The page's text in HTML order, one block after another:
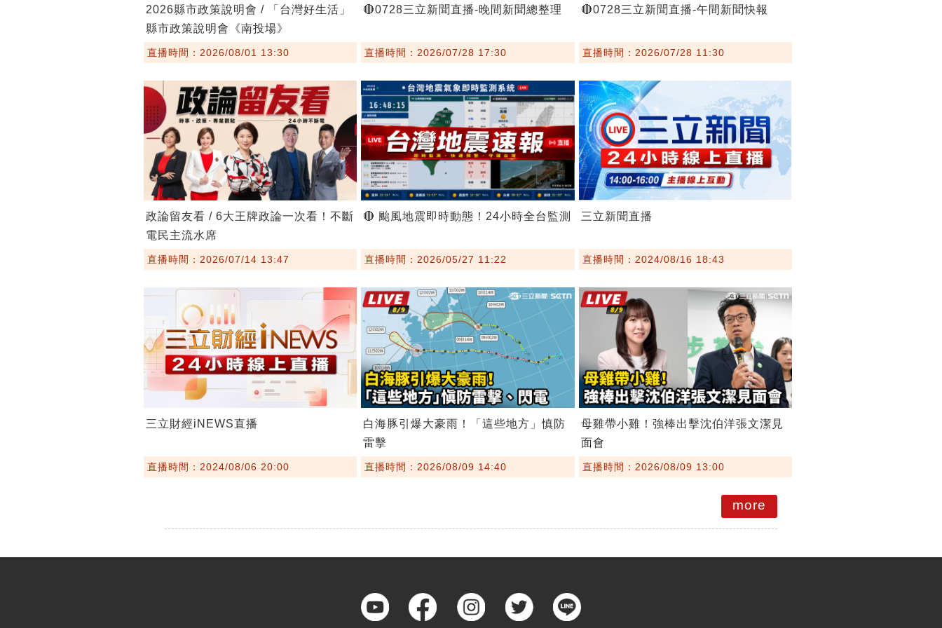
2026縣市政策說明會 / 「台灣好生活」
縣市政策說明會《南投場》
直播時間：2026/08/01 13:30
🔴0728三立新聞直播-晚間新聞總整理
直播時間：2026/07/28 17:30
🔴0728三立新聞直播-午間新聞快報
直播時間：2026/07/28 11:30
政論留友看 / 6大王牌政論一次看！不斷
電民主流水席
直播時間：2026/07/14 13:47
🔴 颱風地震即時動態！24小時全台監測
直播時間：2026/05/27 11:22
三立新聞直播
直播時間：2024/08/16 18:43
三立財經iNEWS直播
直播時間：2024/08/06 20:00
白海豚引爆大豪雨！「這些地方」慎防
雷擊
直播時間：2026/08/09 14:40
母雞帶小雞！強棒出擊沈伯洋張文潔見
面會
直播時間：2026/08/09 13:00
more